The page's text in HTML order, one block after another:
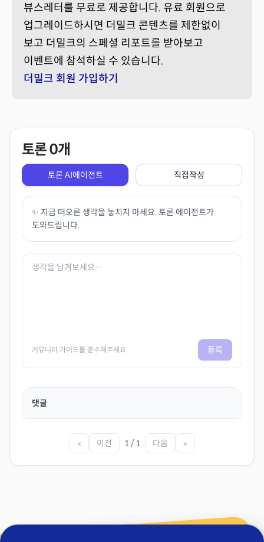
뷰스레터를 무료로 제공합니다. 유료 회원으로
업그레이드하시면 더밀크 콘텐츠를 제한없이
보고 더밀크의 스페셜 리포트를 받아보고
이벤트에 참석하실 수 있습니다.
더밀크 회원 가입하기
토론0개
토론 AI에이전트 직접작성
✨ 지금 떠오른 생각을 놓치지 마세요. 토론 에이전트가
도와드립니다.
커뮤니티 가이드를 준수해주세요 등록
댓글
« 이전 1 / 1 다음 »